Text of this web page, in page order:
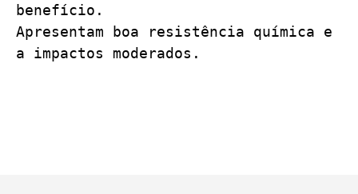
benefício.
Apresentam boa resistência química e
a impactos moderados.